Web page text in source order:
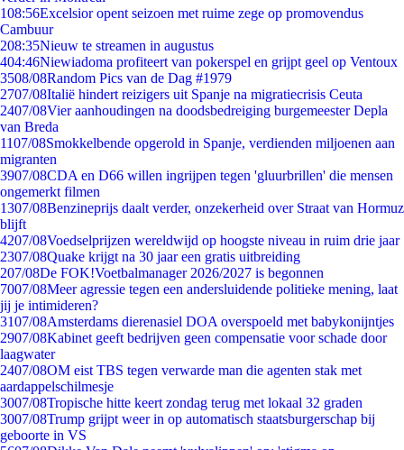
108:56Excelsior opent seizoen met ruime zege op promovendus
Cambuur
208:35Nieuw te streamen in augustus
404:46Niewiadoma profiteert van pokerspel en grijpt geel op Ventoux
3508/08Random Pics van de Dag #1979
2707/08Italië hindert reizigers uit Spanje na migratiecrisis Ceuta
2407/08Vier aanhoudingen na doodsbedreiging burgemeester Depla
van Breda
1107/08Smokkelbende opgerold in Spanje, verdienden miljoenen aan
migranten
3907/08CDA en D66 willen ingrijpen tegen 'gluurbrillen' die mensen
ongemerkt filmen
1307/08Benzineprijs daalt verder, onzekerheid over Straat van Hormuz
blijft
4207/08Voedselprijzen wereldwijd op hoogste niveau in ruim drie jaar
2307/08Quake krijgt na 30 jaar een gratis uitbreiding
207/08De FOK!Voetbalmanager 2026/2027 is begonnen
7007/08Meer agressie tegen een andersluidende politieke mening, laat
jij je intimideren?
3107/08Amsterdams dierenasiel DOA overspoeld met babykonijntjes
2907/08Kabinet geeft bedrijven geen compensatie voor schade door
laagwater
2407/08OM eist TBS tegen verwarde man die agenten stak met
aardappelschilmesje
3007/08Tropische hitte keert zondag terug met lokaal 32 graden
3007/08Trump grijpt weer in op automatisch staatsburgerschap bij
geboorte in VS